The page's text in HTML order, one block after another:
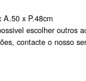
A.50 x P.48cm
escolher outros
contacte o nosso